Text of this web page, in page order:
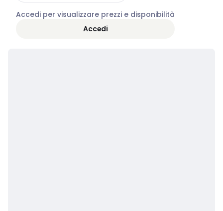
Accedi per visualizzare prezzi e disponibilità
Accedi